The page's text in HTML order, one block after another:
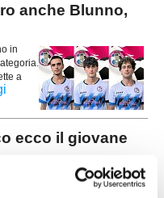
anche Blunno,
in
a
ecco il giovane
continua a investire sui giovani e
di Andrea Pompili Pagliari,